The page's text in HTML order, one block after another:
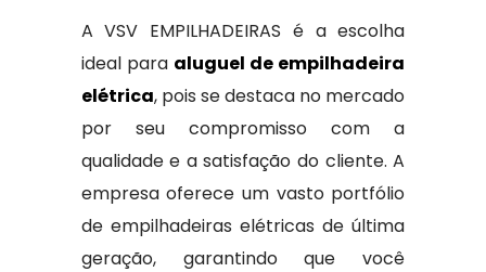
A VSV EMPILHADEIRAS é a escolha
ideal para aluguel de empilhadeira
elétrica, pois se destaca no mercado
por seu compromisso com a
qualidade e a satisfação do cliente. A
empresa oferece um vasto portfólio
de empilhadeiras elétricas de última
geração, garantindo que você